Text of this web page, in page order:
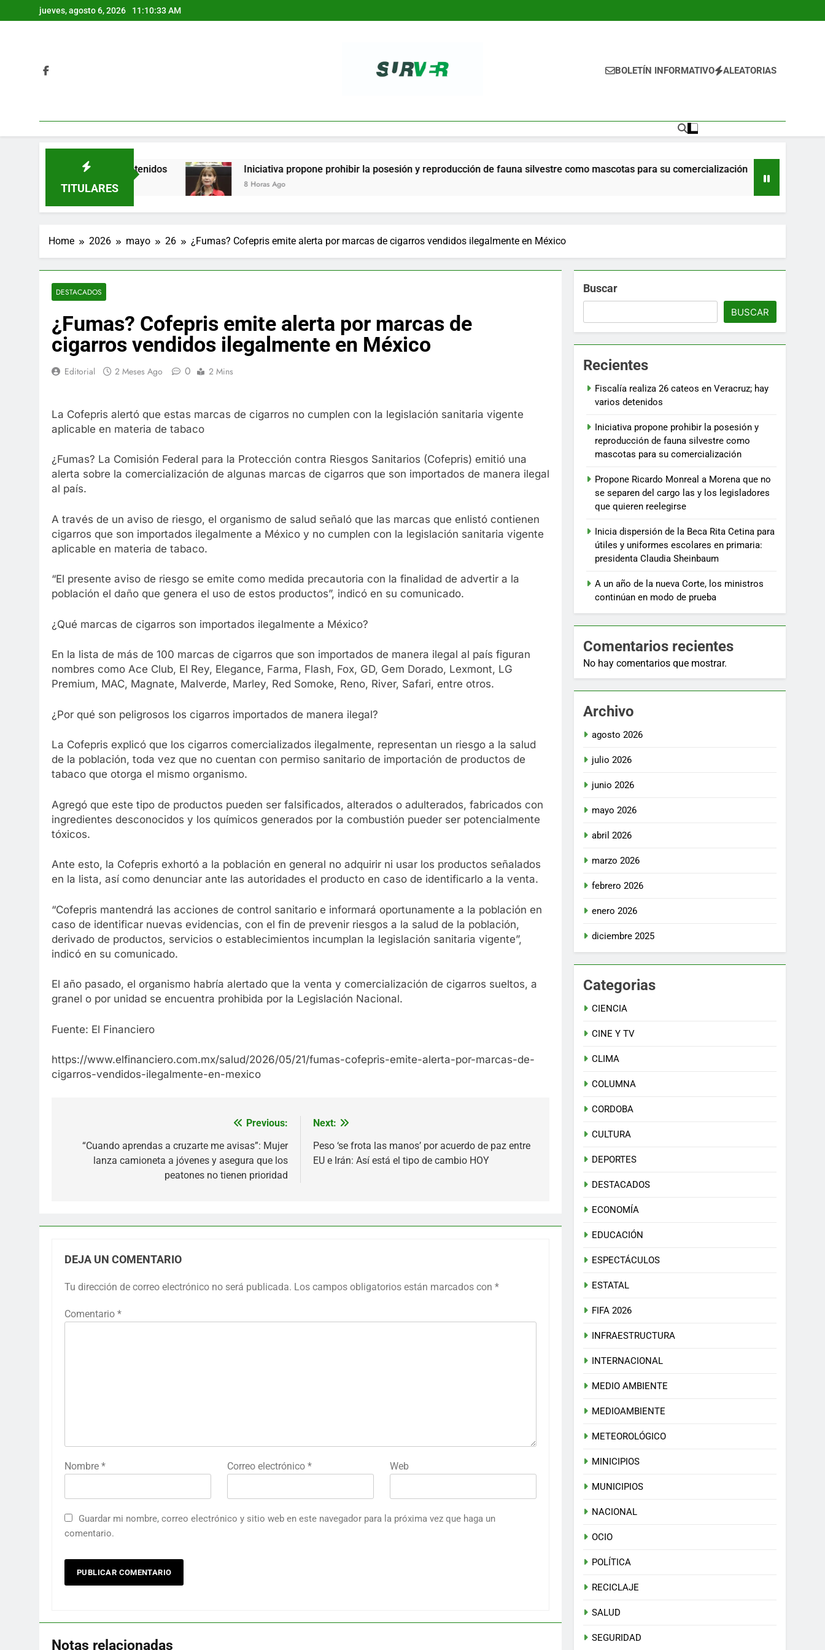
to
jueves, agosto 6, 2026 11:10:34 AM
SURVER
BOLETÍN INFORMATIVO ALEATORIAS
TITULARES
hay varios detenidos Iniciativa propone prohibir la posesión y reproducción de fauna silvestre como mascotas para su comercialización
8 Horas Ago
Home 2026 mayo 26 ¿Fumas? Cofepris emite alerta por marcas de cigarros vendidos ilegalmente en México
DESTACADOS
¿Fumas? Cofepris emite alerta por marcas de
cigarros vendidos ilegalmente en México
Editorial 2 Meses Ago 0 2 Mins
La Cofepris alertó que estas marcas de cigarros no cumplen con la legislación sanitaria vigente
aplicable en materia de tabaco
¿Fumas? La Comisión Federal para la Protección contra Riesgos Sanitarios (Cofepris) emitió una
alerta sobre la comercialización de algunas marcas de cigarros que son importados de manera ilegal
al país.
A través de un aviso de riesgo, el organismo de salud señaló que las marcas que enlistó contienen
cigarros que son importados ilegalmente a México y no cumplen con la legislación sanitaria vigente
aplicable en materia de tabaco.
“El presente aviso de riesgo se emite como medida precautoria con la finalidad de advertir a la
población el daño que genera el uso de estos productos”, indicó en su comunicado.
¿Qué marcas de cigarros son importados ilegalmente a México?
En la lista de más de 100 marcas de cigarros que son importados de manera ilegal al país figuran
nombres como Ace Club, El Rey, Elegance, Farma, Flash, Fox, GD, Gem Dorado, Lexmont, LG
Premium, MAC, Magnate, Malverde, Marley, Red Somoke, Reno, River, Safari, entre otros.
¿Por qué son peligrosos los cigarros importados de manera ilegal?
La Cofepris explicó que los cigarros comercializados ilegalmente, representan un riesgo a la salud
de la población, toda vez que no cuentan con permiso sanitario de importación de productos de
tabaco que otorga el mismo organismo.
Agregó que este tipo de productos pueden ser falsificados, alterados o adulterados, fabricados con
ingredientes desconocidos y los químicos generados por la combustión pueder ser potencialmente
tóxicos.
Ante esto, la Cofepris exhortó a la población en general no adquirir ni usar los productos señalados
en la lista, así como denunciar ante las autoridades el producto en caso de identificarlo a la venta.
“Cofepris mantendrá las acciones de control sanitario e informará oportunamente a la población en
caso de identificar nuevas evidencias, con el fin de prevenir riesgos a la salud de la población,
derivado de productos, servicios o establecimientos incumplan la legislación sanitaria vigente”,
indicó en su comunicado.
El año pasado, el organismo habría alertado que la venta y comercialización de cigarros sueltos, a
granel o por unidad se encuentra prohibida por la Legislación Nacional.
Fuente: El Financiero
https://www.elfinanciero.com.mx/salud/2026/05/21/fumas-cofepris-emite-alerta-por-marcas-de-
cigarros-vendidos-ilegalmente-en-mexico
Previous:
“Cuando aprendas a cruzarte me avisas”: Mujer
lanza camioneta a jóvenes y asegura que los
peatones no tienen prioridad
Next:
Peso ‘se frota las manos’ por acuerdo de paz entre
EU e Irán: Así está el tipo de cambio HOY
DEJA UN COMENTARIO
Tu dirección de correo electrónico no será publicada. Los campos obligatorios están marcados con *
Comentario *
Nombre * Correo electrónico* Web
Guardar mi nombre, correo electrónico y sitio web en este navegador para la próxima vez que haga un
comentario.
Notas relacionadas
Buscar
BUSCAR
Recientes
Fiscalía realiza 26 cateos en Veracruz; hay
varios detenidos
Iniciativa propone prohibir la posesión y
reproducción de fauna silvestre como
mascotas para su comercialización
Propone Ricardo Monreal a Morena que no
se separen del cargo las y los legisladores
que quieren reelegirse
Inicia dispersión de la Beca Rita Cetina para
útiles y uniformes escolares en primaria:
presidenta Claudia Sheinbaum
A un año de la nueva Corte, los ministros
continúan en modo de prueba
Comentarios recientes
No hay comentarios que mostrar.
Archivo
agosto 2026
julio 2026
junio 2026
mayo 2026
abril 2026
marzo 2026
febrero 2026
enero 2026
diciembre 2025
Categorias
CIENCIA
CINE Y TV
CLIMA
COLUMNA
CORDOBA
CULTURA
DEPORTES
DESTACADOS
ECONOMÍA
EDUCACIÓN
ESPECTÁCULOS
ESTATAL
FIFA 2026
INFRAESTRUCTURA
INTERNACIONAL
MEDIO AMBIENTE
MEDIOAMBIENTE
METEOROLÓGICO
MINICIPIOS
MUNICIPIOS
NACIONAL
OCIO
POLÍTICA
RECICLAJE
SALUD
SEGURIDAD